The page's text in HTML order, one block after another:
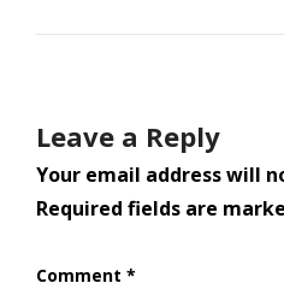
Leave a Reply
Your email address will
Required fields are
Comment *